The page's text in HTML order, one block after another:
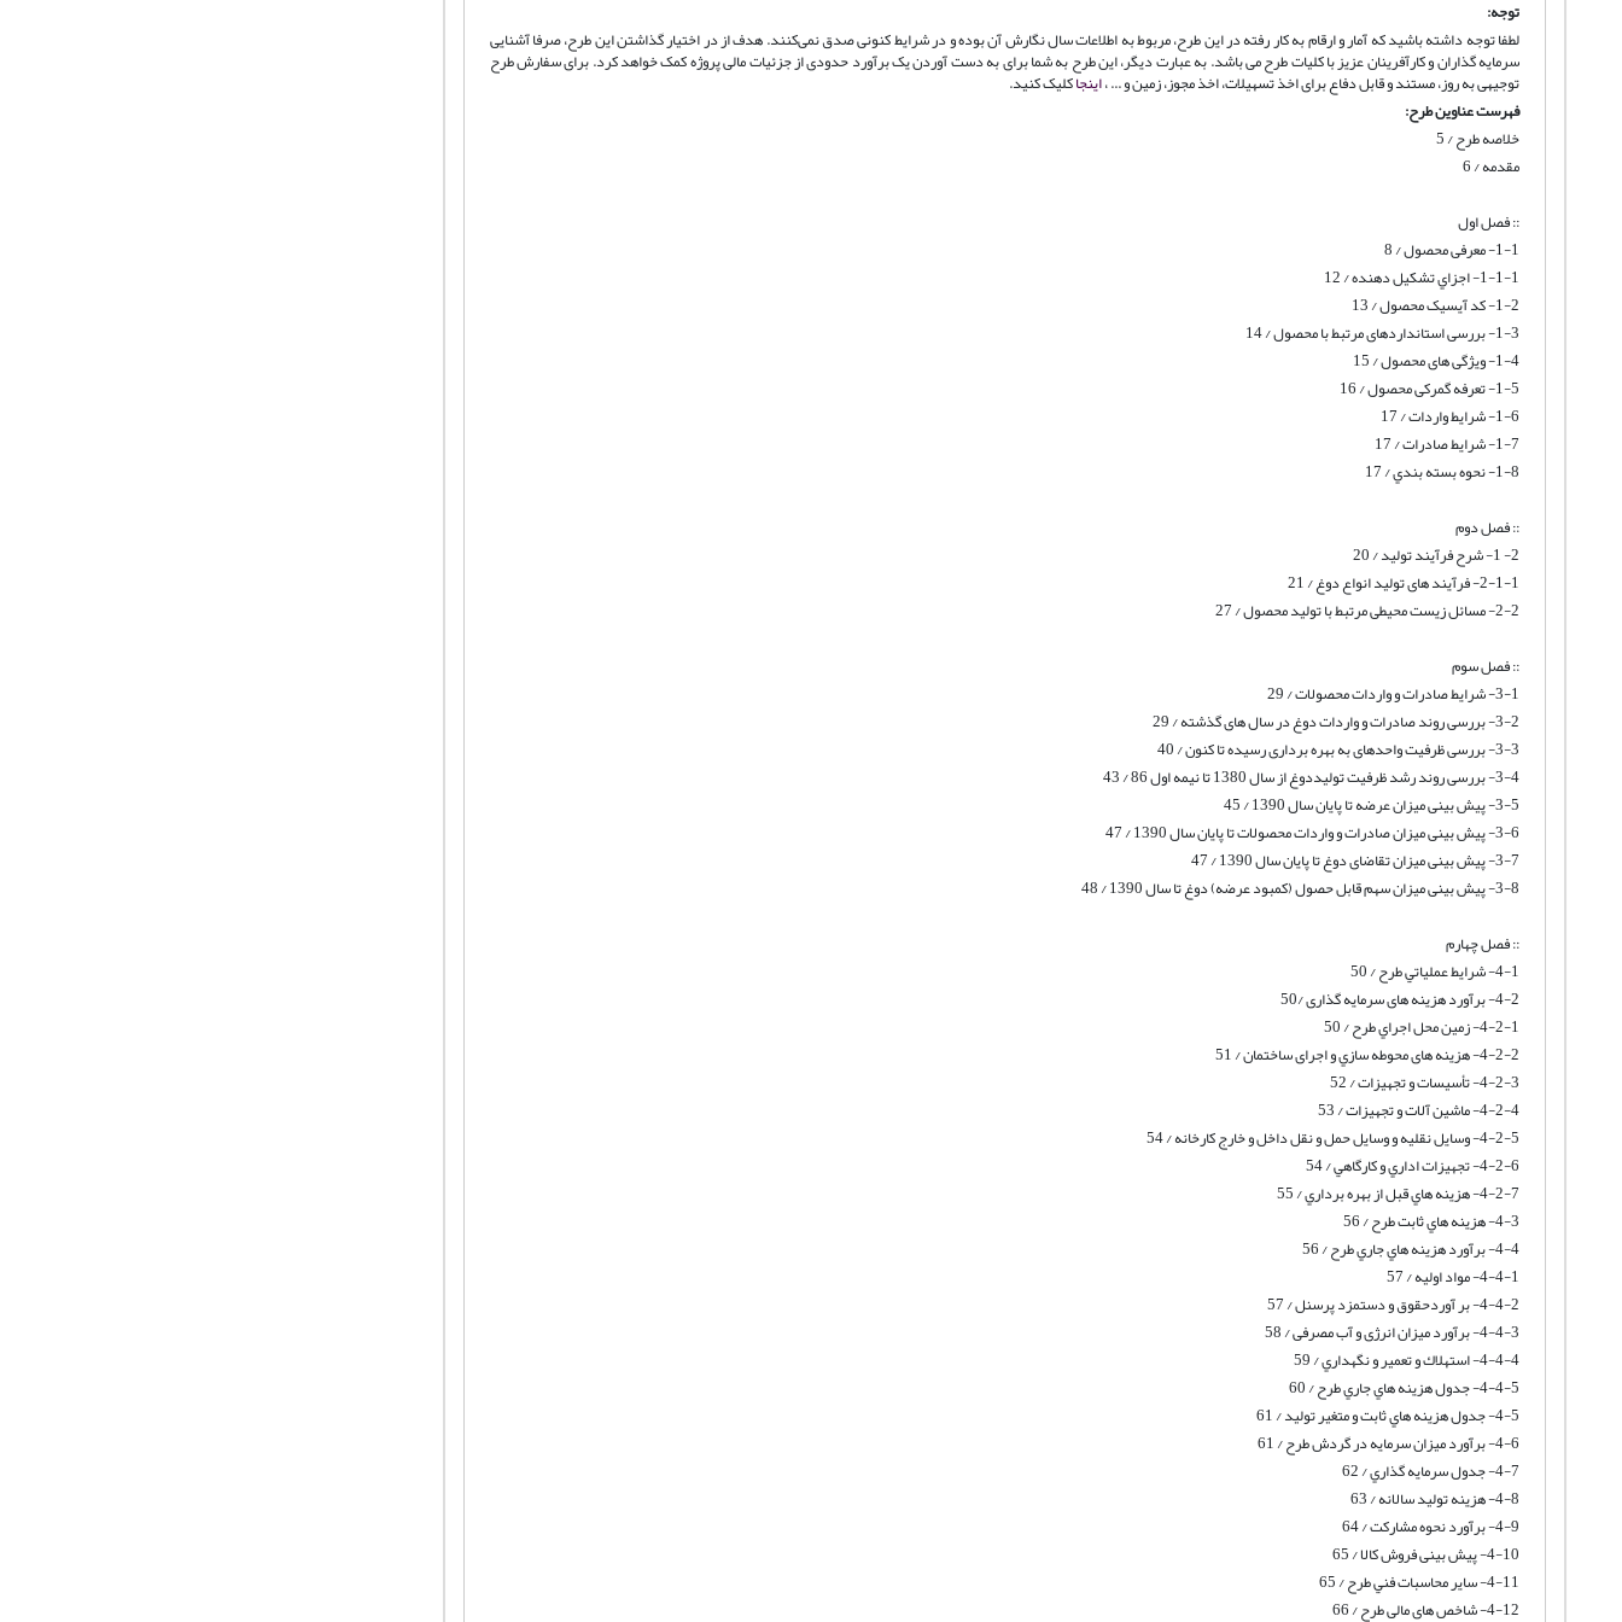
توجه:
لطفا توجه داشته باشید که آمار و ارقام به کار رفته در این طرح، مربوط به اطلاعات سال نگارش آن بوده و در شرایط کنونی صدق نمی‌کنند. هدف از در اختیار گذاشتن این طرح، صرفا آشنایی
سرمایه گذاران و کارآفرینان عزیز با کلیات طرح می باشد. به عبارت دیگر، این طرح به شما برای به دست آوردن یک برآورد حدودی از جزئیات مالی پروژه کمک خواهد کرد. برای سفارش طرح
توجیهی به روز، مستند و قابل دفاع برای اخذ تسهیلات، اخذ مجوز، زمین و ... ،اینجاکلیک کنید.
فهرست عناوین طرح:
خلاصه طرح / 5
مقدمه / 6
:: فصل اول
1-1- معرفی محصول / 8
1-1-1- اجزاي تشكيل دهنده / 12
1-2- کد آیسیک محصول / 13
1-3- بررسی استانداردهای مرتبط با محصول / 14
1-4- ویژگی های محصول / 15
1-5- تعرفه گمرکی محصول / 16
1-6- شرایط واردات / 17
1-7- شرایط صادرات / 17
1-8- نحوه بسته بندي / 17
:: فصل دوم
2- 1- شرح فرآیند تولید / 20
2-1-1- فرآیند های تولید انواع دوغ / 21
2-2- مسائل زیست محیطی مرتبط با تولید محصول / 27
:: فصل سوم
3-1- شرایط صادرات و واردات محصولات / 29
3-2- بررسی روند صادرات و واردات دوغ در سال های گذشته / 29
3-3- بررسی ظرفیت واحدهای به بهره برداری رسیده تا کنون / 40
3-4- بررسی روند رشد ظرفیت تولیددوغ از سال 1380 تا نیمه اول 86 / 43
3-5- پیش بینی میزان عرضه تا پایان سال 1390 / 45
3-6- پیش بینی میزان صادرات و واردات محصولات تا پایان سال 1390 / 47
3-7- پیش بینی میزان تقاضای دوغ تا پایان سال 1390 / 47
3-8- پیش بینی میزان سهم قابل حصول (کمبود عرضه) دوغ تا سال 1390 / 48
:: فصل چهارم
4-1- شرايط عملياتي طرح / 50
4-2- برآورد هزینه های سرمایه گذاری /50
4-2-1- زمين محل اجراي طرح / 50
4-2-2- هزینه های محوطه سازي و اجرای ساختمان / 51
4-2-3- تأسيسات و تجهيزات / 52
4-2-4- ماشین آلات و تجهیزات / 53
4-2-5- وسايل نقليه و وسايل حمل و نقل داخل و خارج كارخانه / 54
4-2-6- تجهيزات اداري و كارگاهي / 54
4-2-7- هزينه هاي قبل از بهره برداري / 55
4-3- هزينه هاي ثابت طرح / 56
4-4- برآورد هزينه هاي جاري طرح / 56
4-4-1- مواد اوليه / 57
4-4-2- بر آوردحقوق و دستمزد پرسنل / 57
4-4-3- برآورد میزان انرژی و آب مصرفی / 58
4-4-4- استهلاك و تعمير و نگهداري / 59
4-4-5- جدول هزينه هاي جاري طرح / 60
4-5- جدول هزينه هاي ثابت و متغير توليد / 61
4-6- برآورد میزان سرمایه در گردش طرح / 61
4-7- جدول سرمايه گذاري / 62
4-8- هزینه تولید سالانه / 63
4-9- برآورد نحوه مشارکت / 64
4-10- پیش بینی فروش کالا / 65
4-11- ساير محاسبات فني طرح / 65
4-12- شاخص های مالی طرح / 66